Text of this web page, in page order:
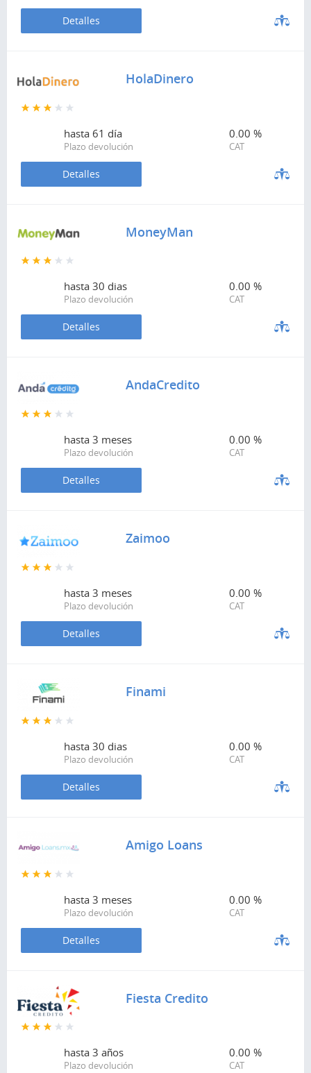
Detalles
HolaDinero
hasta 61 día
Plazo devolución
0.00 %
CAT
Detalles
MoneyMan
hasta 30 dias
Plazo devolución
0.00 %
CAT
Detalles
AndaCredito
hasta 3 meses
Plazo devolución
0.00 %
CAT
Detalles
Zaimoo
hasta 3 meses
Plazo devolución
0.00 %
CAT
Detalles
Finami
hasta 30 dias
Plazo devolución
0.00 %
CAT
Detalles
Amigo Loans
hasta 3 meses
Plazo devolución
0.00 %
CAT
Detalles
Fiesta Credito
hasta 3 años
Plazo devolución
0.00 %
CAT